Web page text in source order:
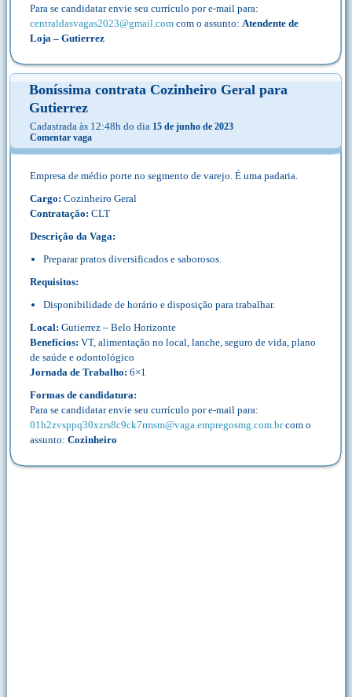
Para se candidatar envie seu currículo por e-mail para:
centraldasvagas2023@gmail.com com o assunto: Atendente de
Loja – Gutierrez
Boníssima contrata Cozinheiro Geral para
Gutierrez
Cadastrada às 12:48h do dia 15 de junho de 2023
Comentar vaga
Empresa de médio porte no segmento de varejo. É uma padaria.
Cargo: Cozinheiro Geral
Contratação: CLT
Descrição da Vaga:
Preparar pratos diversificados e saborosos.
Requisitos:
Disponibilidade de horário e disposição para trabalhar.
Local: Gutierrez – Belo Horizonte
Benefícios: VT, alimentação no local, lanche, seguro de vida, plano
de saúde e odontológico
Jornada de Trabalho: 6×1
Formas de candidatura:
Para se candidatar envie seu currículo por e-mail para:
01h2zvsppq30xzrs8c9ck7rmsm@vaga.empregosmg.com.brcom o
assunto: Cozinheiro